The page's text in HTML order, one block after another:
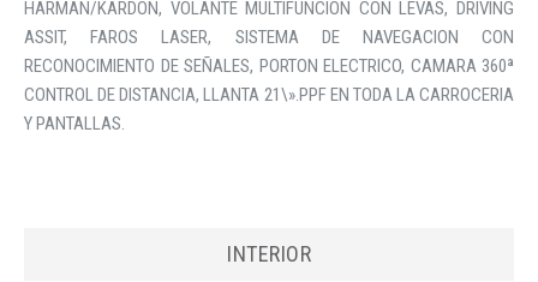
HARMAN/KARDON, VOLANTE MULTIFUNCION CON LEVAS, DRIVING
ASSIT, FAROS LASER, SISTEMA DE NAVEGACION CON
RECONOCIMIENTO DE SEÑALES, PORTON ELECTRICO, CAMARA 360ª
CONTROL DE DISTANCIA, LLANTA 21\».PPF EN TODA LA CARROCERIA
Y PANTALLAS.
INTERIOR